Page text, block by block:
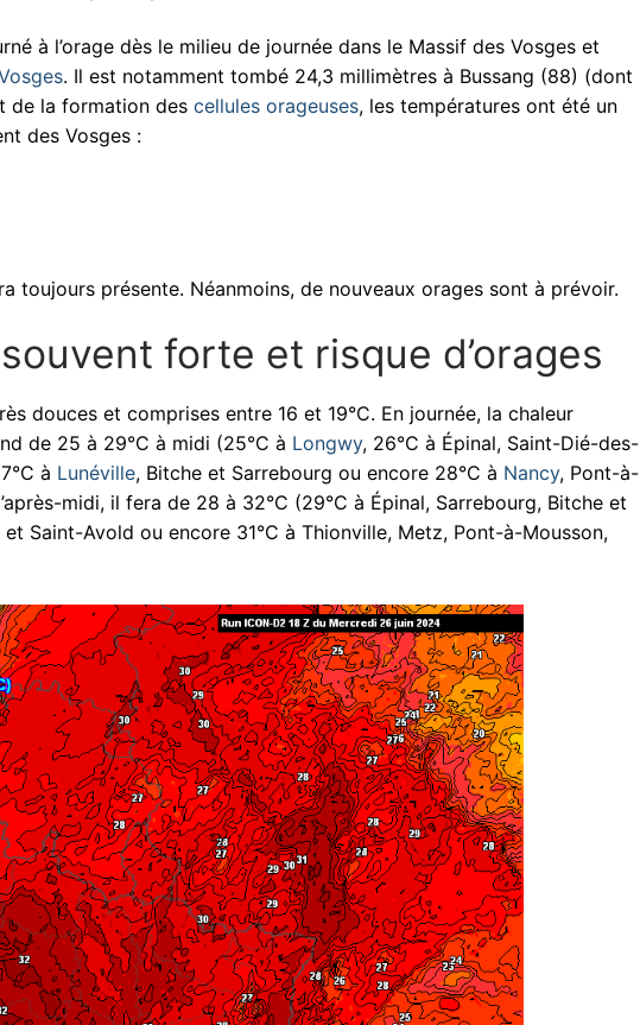
à l’orage dès le milieu de journée dans le Massif des Vosges et
. Il est notamment tombé 24,3 millimètres à Bussang (88) (dont
de la formation des cellules orageuses, les températures ont été un
des Vosges :
toujours présente. Néanmoins, de nouveaux orages sont à prévoir.
forte et risque d’orages
douces et comprises entre 16 et 19°C. En journée, la chaleur
de 25 à 29°C à midi (25°C à Longwy, 26°C à Épinal, Saint-Dié-des-
à Lunéville, Bitche et Sarrebourg ou encore 28°C à Nancy, Pont-à-
midi, il fera de 28 à 32°C (29°C à Épinal, Sarrebourg, Bitche et
Saint-Avold ou encore 31°C à Thionville, Metz, Pont-à-Mousson,